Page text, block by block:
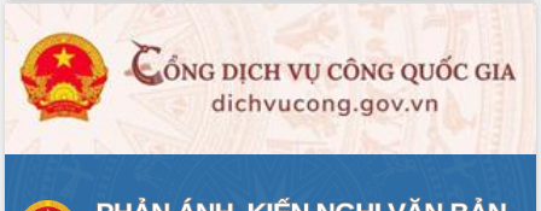
Khởi động Dự án Đầu tư xây dựng hạ
tầng kỹ thuật Cụm công nghiệp Tân
Tiến
Gặp mặt các cơ quan báo chí nhân Kỷ
niệm 101 năm Ngày Báo chí Cách
mạng Việt Nam
hiện Đề án 06 của Chính phủ